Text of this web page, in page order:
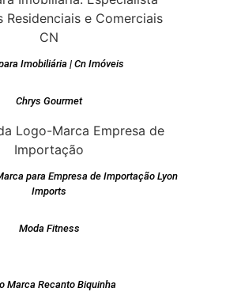
Imobiliária | Cn Imóveis
Chrys Gourmet
para Empresa de Importação Lyon
Imports
Moda Fitness
Marca Recanto Biquinha